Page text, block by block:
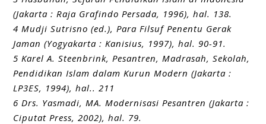
(Jakarta : Raja Grafindo Persada, 1996), hal. 138.
4 Mudji Sutrisno (ed.), Para Filsuf Penentu Gerak
Jaman (Yogyakarta : Kanisius, 1997), hal. 90-91.
5 Karel A. Steenbrink, Pesantren, Madrasah, Sekolah,
Pendidikan Islam dalam Kurun Modern (Jakarta :
LP3ES, 1994), hal.. 211
6 Drs. Yasmadi, MA. Modernisasi Pesantren (Jakarta :
Ciputat Press, 2002), hal. 79.